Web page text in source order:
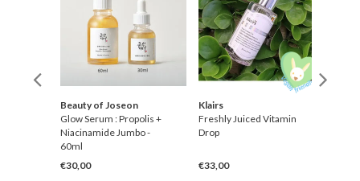
Beauty of Joseon
Glow Serum : Propolis +
Niacinamide Jumbo -
60ml
€30,00
Klairs
Freshly Juiced Vitamin
Drop
€33,00